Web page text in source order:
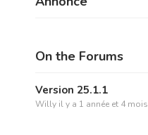
On the Forums
Version 25.1.1
Willy il y a 1 année et 4 mois